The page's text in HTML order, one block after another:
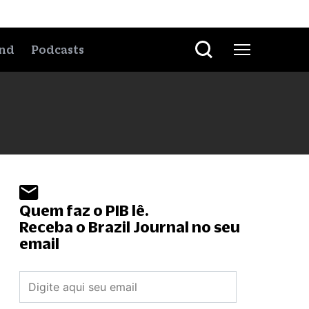
Podcasts
Quem faz o PIB lê.
Receba o Brazil Journal no seu
email